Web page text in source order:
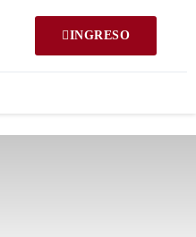
INGRESO